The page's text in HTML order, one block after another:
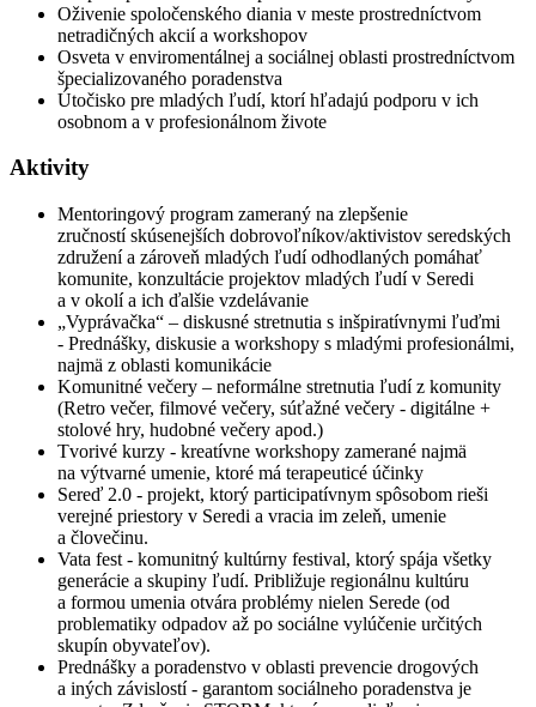
Oživenie spoločenského diania v meste prostredníctvom
netradičných akcií a workshopov
Osveta v enviromentálnej a sociálnej oblasti prostredníctvom
špecializovaného poradenstva
Útočisko pre mladých ľudí, ktorí hľadajú podporu v ich
osobnom a v profesionálnom živote
Aktivity
Mentoringový program zameraný na zlepšenie
zručností skúsenejších dobrovoľníkov/aktivistov seredských
združení a zároveň mladých ľudí odhodlaných pomáhať
komunite, konzultácie projektov mladých ľudí v Seredi
a v okolí a ich ďalšie vzdelávanie
„Vyprávačka“ – diskusné stretnutia s inšpiratívnymi ľuďmi
- Prednášky, diskusie a workshopy s mladými profesionálmi,
najmä z oblasti komunikácie
Komunitné večery – neformálne stretnutia ľudí z komunity
(Retro večer, filmové večery, súťažné večery - digitálne +
stolové hry, hudobné večery apod.)
Tvorivé kurzy - kreatívne workshopy zamerané najmä
na výtvarné umenie, ktoré má terapeuticé účinky
Sereď 2.0 - projekt, ktorý participatívnym spôsobom rieši
verejné priestory v Seredi a vracia im zeleň, umenie
a človečinu.
Vata fest - komunitný kultúrny festival, ktorý spája všetky
generácie a skupiny ľudí. Približuje regionálnu kultúru
a formou umenia otvára problémy nielen Serede (od
problematiky odpadov až po sociálne vylúčenie určitých
skupín obyvateľov).
Prednášky a poradenstvo v oblasti prevencie drogových
a iných závislostí - garantom sociálneho poradenstva je